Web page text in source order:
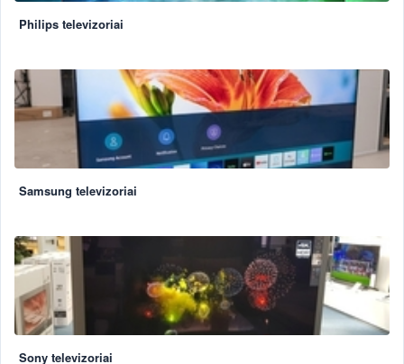
Philips televizoriai
Samsung televizoriai
Sony televizoriai